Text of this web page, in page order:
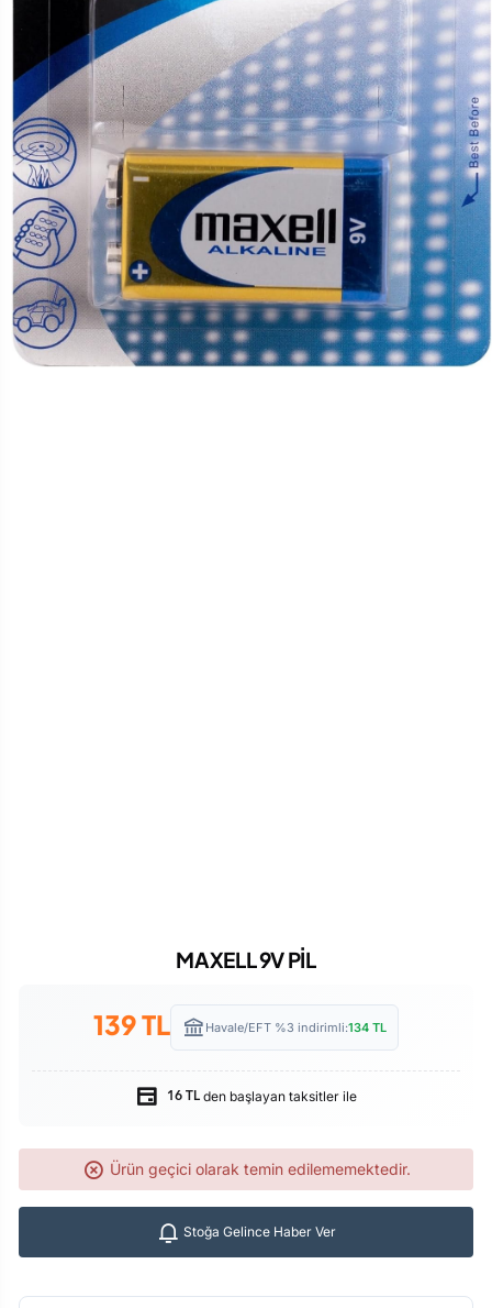
MAXELL 9V PİL
139TL Havale/EFT %3 indirimli:134 TL
16 TL den başlayan taksitler ile
Ürün geçici olarak temin edilememektedir.
Stoğa Gelince Haber Ver